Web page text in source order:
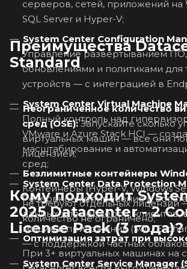
серверов, сетей, приложений на
SQL Server и Hyper-V;
System Center Configuration
Управление развертыванием ПО,
обновлениями и политиками для
устройств — с интеграцией в
System Center Virtual Machine
Полный контроль над
VMware и Azure Stack HCI —
масштабирование и
сред;
System Center Data Protection
Резервное копирование и
данных для серверов, клиентов,
машин и приложений (SQL,
— с поддержкой частных
System Center Service Manager
Преимущества
Standard
Неограниченное количество
сред (OSE):Запускайте сколько
виртуальных машин — все они
лицензией;
Безлимитные контейнеры
Контейнеры (Hyper-V, Windows
не требуют отдельных лицензий
количество не ограничено;
Оптимизация затрат при
При 3+ виртуальных машинах на
Кому подходит
2025 Datacenter - 2
License Pack (3 года)?